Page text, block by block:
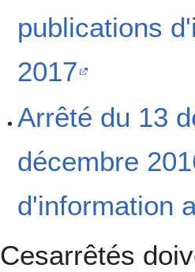
publications
2017
Arrêté du 13
décembre
d'information
Cesarrêtés